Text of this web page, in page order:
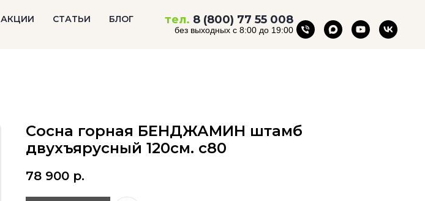
АКЦИИ СТАТЬИ
БЛОГ
тел. 8 (800) 77 55 008
без выходных с 8:00 до 19:00
Сосна горная БЕНДЖАМИН штамб
двухъярусный 120см. с80
78 900 р.